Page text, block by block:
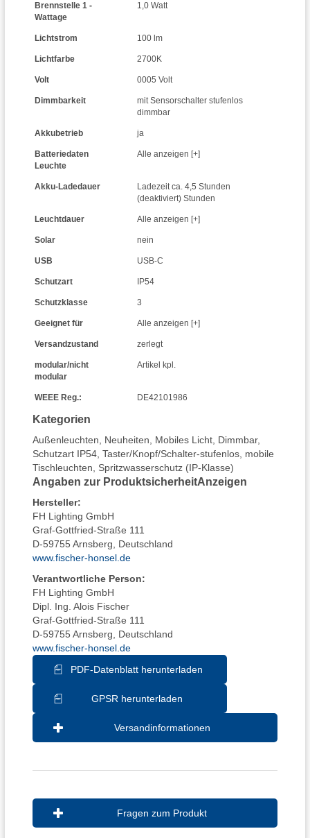
Kategorien
Außenleuchten Neuheiten Mobiles Licht Dimmbar,
Schutzart IP54 Taster/Knopf/Schalter-stufenlos mobile
Tischleuchten
Spritzwasserschutz (IP-Klasse)
Angaben zur ProduktsicherheitAnzeigen
Hersteller:
FH Lighting GmbH
Graf-Gottfried-Straße 111
D-59755 Arnsberg, Deutschland
www.fischer-honsel.de
Verantwortliche Person:
FH Lighting GmbH
Dipl. Ing. Alois Fischer
Graf-Gottfried-Straße 111
D-59755 Arnsberg, Deutschland
www.fischer-honsel.de
PDF-Datenblatt herunterladen
GPSR herunterladen
Versandinformationen
Brennstelle 1 -
Wattage
1,0 Watt
Lichtstrom 100 lm
Lichtfarbe 2700K
Volt 0005 Volt
Dimmbarkeit
mit Sensorschalter stufenlos
dimmbar
Akkubetrieb ja
Batteriedaten
Leuchte
Alle anzeigen [+]
Akku-Ladedauer
Ladezeit ca. 4,5 Stunden
(deaktiviert) Stunden
Leuchtdauer Alle anzeigen [+]
Solar nein
USB USB-C
Schutzart IP54
Schutzklasse 3
Geeignet für Alle anzeigen [+]
Versandzustand zerlegt
modular/nicht
modular
Artikel kpl.
WEEE Reg.: DE42101986
Fragen zum Produkt